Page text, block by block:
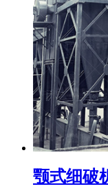
颚式细破